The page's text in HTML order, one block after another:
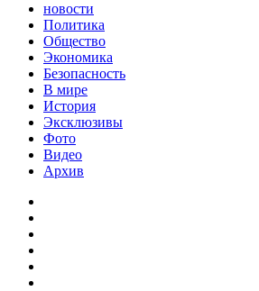
новости
Политика
Общество
Экономика
Безопасность
В мире
История
Эксклюзивы
Фото
Видео
Архив